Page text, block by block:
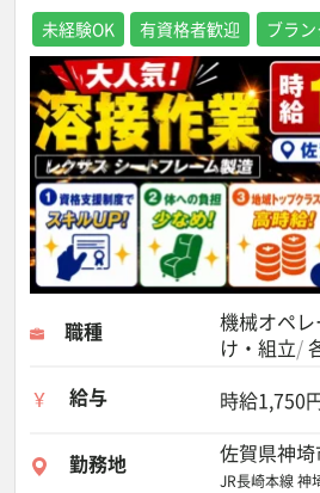
未経験OK 有資格者歓迎 ブラ
職種 機械オペ
け・組立
給与
時給1,750
勤務地 佐賀県神
JR長崎本線 神